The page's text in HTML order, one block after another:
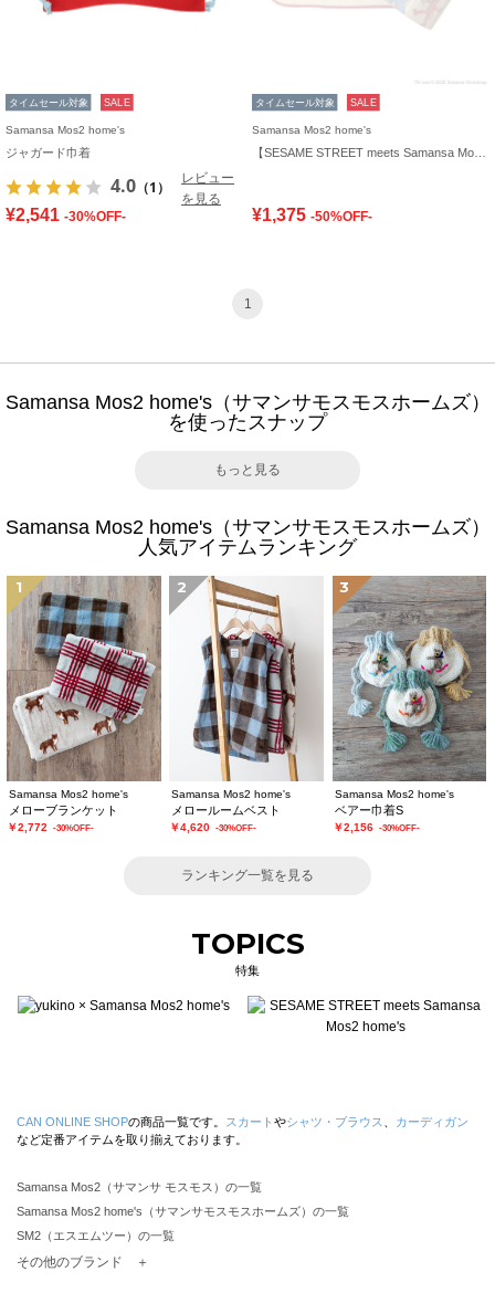
タイムセール対象 SALE
Samansa Mos2 home's
ジャガード巾着
4.0 （1）
レビュー
を見る
¥2,541 -30%OFF-
タイムセール対象 SALE
Samansa Mos2 home's
¥1,375 -50%OFF-
1
Samansa Mos2 home's（サマンサモスモスホームズ）
を使ったスナップ
もっと見る
Samansa Mos2 home's（サマンサモスモスホームズ）
人気アイテムランキング
1
Samansa Mos2 home's
メローブランケット
￥2,772 -30%OFF-
2
Samansa Mos2 home's
メロールームベスト
￥4,620 -30%OFF-
3
Samansa Mos2 home's
ベアー巾着S
￥2,156 -30%OFF-
ランキング一覧を見る
TOPICS
特集
CAN ONLINE SHOPの商品一覧です。 スカート やシャツ・ブラウス
カーディガン
など定番アイテムを取り揃えております。
Samansa Mos2（サマンサ モスモス）の一覧
Samansa Mos2 home's（サマンサモスモスホームズ）の一覧
SM2（エスエムツー）の一覧
TSUHARU by Samansa Mos2（ツハルバイサマンサモスモス）の一覧
その他のブランド ＋